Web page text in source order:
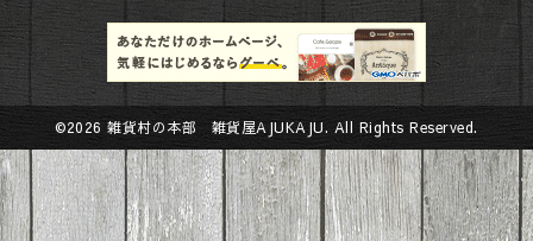
©2026雑貨村の本部 雑貨屋AJUKAJU. All Rights Reserved.